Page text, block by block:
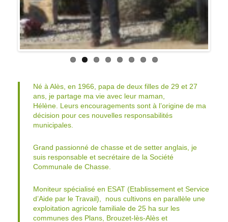
Né à Alès, en 1966, papa de deux filles de 29 et 27
ans, je partage ma vie avec leur maman,
décision pour ces nouvelles responsabilités
municipales.
Grand passionné de chasse et de setter anglais, je
suis responsable et secrétaire de la Société
Moniteur spécialisé en ESAT (Etablissement et Service
d’Aide par le Travail), nous cultivons en parallèle une
communes des Plans, Brouzet-lès-Alès et
Navacelles. Enfant du Pays, je porte beaucoup
d’intérêt à mon village rural.